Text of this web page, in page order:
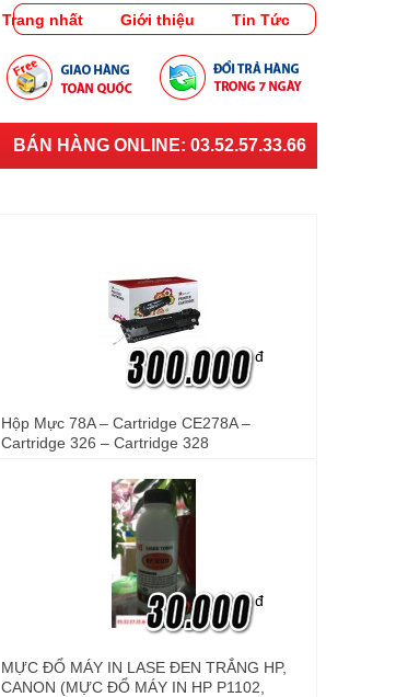
Trang nhất Giới thiệu Tin Tức
BÁN HÀNG ONLINE: 03.52.57.33.66
đ
Hộp Mực 78A – Cartridge CE278A –
Cartridge 326 – Cartridge 328
đ
MỰC ĐỔ MÁY IN LASE ĐEN TRẮNG HP,
CANON (MỰC ĐỔ MÁY IN HP P1102,